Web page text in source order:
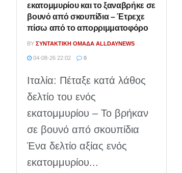
εκατομμυρίου και το ξαναβρήκε σε
βουνό από σκουπίδια – Έτρεχε
πίσω από το απορριμματοφόρο
BY ΣΥΝΤΑΚΤΙΚΉ ΟΜΆΔΑ ALLDAYNEWS
04-08-26 22:02 0
Ιταλία: Πέταξε κατά λάθος
δελτίο του ενός
εκατομμυρίου – Το βρήκαν
σε βουνό από σκουπίδια
Ένα δελτίο αξίας ενός
εκατομμυρίου...